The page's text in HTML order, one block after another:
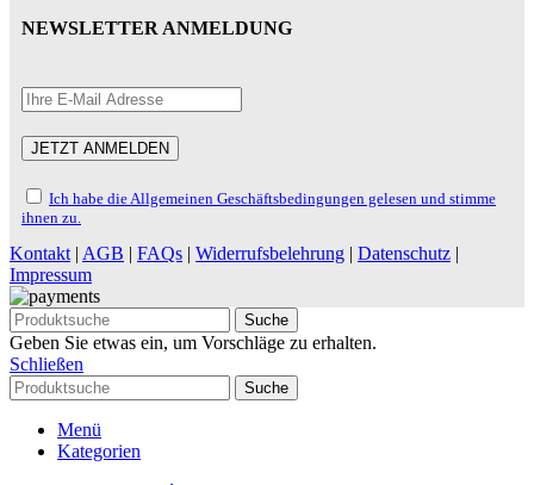
NEWSLETTER ANMELDUNG
Ich habe die Allgemeinen Geschäftsbedingungen gelesen und stimme
ihnen zu.
Kontakt | AGB | FAQs | Widerrufsbelehrung | Datenschutz |
Impressum
Suche
Geben Sie etwas ein, um Vorschläge zu erhalten.
Schließen
Suche
Menü
Kategorien